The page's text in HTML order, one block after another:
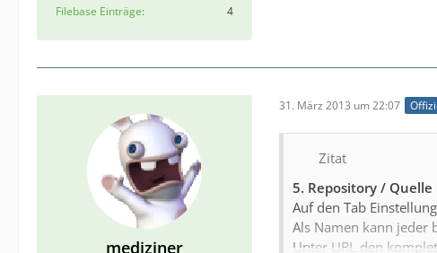
Filebase Einträge
4
mediziner
31. März 2013 um 22:07
Zitat
5. Repository /
Auf den Tab
Als Namen kann jeder
Unter URL den